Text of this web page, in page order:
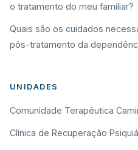
o tratamento do meu familiar?
Quais são os cuidados
pós-tratamento da
UNIDADES
Comunidade Terapêutica
Clínica de Recuperação